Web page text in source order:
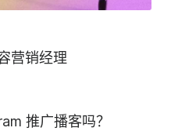
营销经理
推广播客吗？